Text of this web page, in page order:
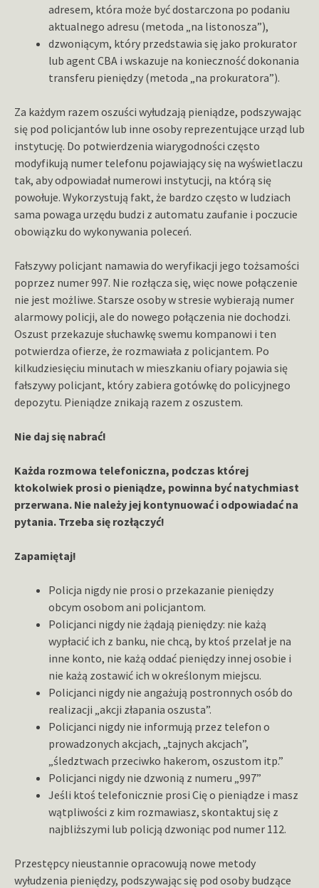
adresem, która może być dostarczona po podaniu
aktualnego adresu (metoda „na listonosza”),
dzwoniącym, który przedstawia się jako prokurator
lub agent CBA i wskazuje na konieczność dokonania
transferu pieniędzy (metoda „na prokuratora”).
Za każdym razem oszuści wyłudzają pieniądze, podszywając
się pod policjantów lub inne osoby reprezentujące urząd lub
instytucję. Do potwierdzenia wiarygodności często
modyfikują numer telefonu pojawiający się na wyświetlaczu
tak, aby odpowiadał numerowi instytucji, na którą się
powołuje. Wykorzystują fakt, że bardzo często w ludziach
sama powaga urzędu budzi z automatu zaufanie i poczucie
obowiązku do wykonywania poleceń.
Fałszywy policjant namawia do weryfikacji jego tożsamości
poprzez numer 997. Nie rozłącza się, więc nowe połączenie
nie jest możliwe. Starsze osoby w stresie wybierają numer
alarmowy policji, ale do nowego połączenia nie dochodzi.
Oszust przekazuje słuchawkę swemu kompanowi i ten
potwierdza ofierze, że rozmawiała z policjantem. Po
kilkudziesięciu minutach w mieszkaniu ofiary pojawia się
fałszywy policjant, który zabiera gotówkę do policyjnego
depozytu. Pieniądze znikają razem z oszustem.
Nie daj się nabrać!
Każda rozmowa telefoniczna, podczas której
ktokolwiek prosi o pieniądze, powinna być natychmiast
przerwana. Nie należy jej kontynuować i odpowiadać na
pytania. Trzeba się rozłączyć!
Zapamiętaj!
Policja nigdy nie prosi o przekazanie pieniędzy
obcym osobom ani policjantom.
Policjanci nigdy nie żądają pieniędzy: nie każą
wypłacić ich z banku, nie chcą, by ktoś przelał je na
inne konto, nie każą oddać pieniędzy innej osobie i
nie każą zostawić ich w określonym miejscu.
Policjanci nigdy nie angażują postronnych osób do
realizacji „akcji złapania oszusta”.
Policjanci nigdy nie informują przez telefon o
prowadzonych akcjach, „tajnych akcjach”,
„śledztwach przeciwko hakerom, oszustom itp.”
Policjanci nigdy nie dzwonią z numeru „997”
Jeśli ktoś telefonicznie prosi Cię o pieniądze i masz
wątpliwości z kim rozmawiasz, skontaktuj się z
najbliższymi lub policją dzwoniąc pod numer 112.
Przestępcy nieustannie opracowują nowe metody
wyłudzenia pieniędzy, podszywając się pod osoby budzące